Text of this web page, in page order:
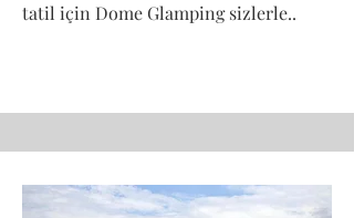
tatil için Dome Glamping sizlerle..